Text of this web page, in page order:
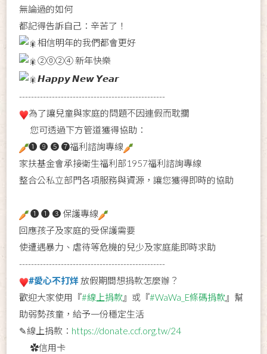
無論過的如何
都記得告訴自己：辛苦了！
相信明年的我們都會更好
②⓪②④ 新年快樂
𝙃𝙖𝙥𝙥𝙮 𝙉𝙚𝙬 𝙔𝙚𝙖𝙧
-------------------------------------------------
為了讓兒童與家庭的問題不因連假而耽擱
您可透過下方管道獲得協助：
❶ ❾ ❺ ❼福利諮詢專線
家扶基金會承接衛生福利部1957福利諮詢專線
整合公私立部門各項服務與資源，讓您獲得即時的協助
❶ ❶ ❸ 保護專線
回應孩子及家庭的受保護需要
使遭遇暴力、虐待等危機的兒少及家庭能即時求助
-------------------------------------------------
#愛心不打烊放假期間想捐款怎麼辦？
歡迎大家使用『#線上捐款 』或『#WaWa_E條碼捐款 』幫
助弱勢孩童，給予一份穩定生活
✎線上捐款： https://donate.ccf.org.tw/24
✿信用卡